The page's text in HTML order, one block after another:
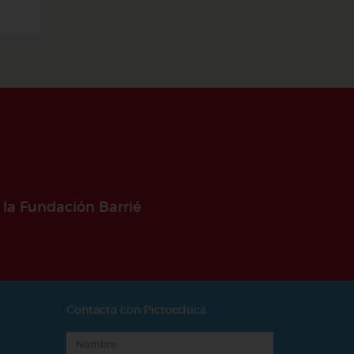
Fundación Barrié
Contacta con Pictoeduca